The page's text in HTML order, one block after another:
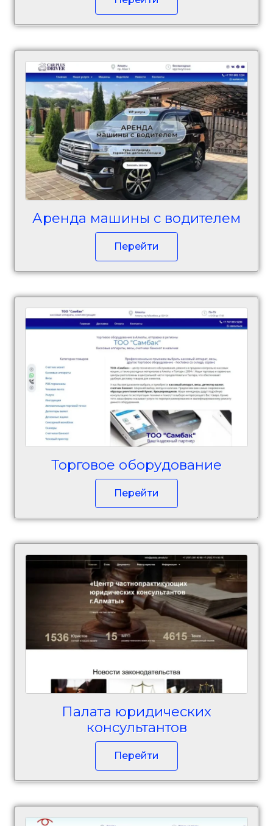
Аренда машины с водителем
Перейти
Торговое оборудование
Перейти
Палата юридических
консультантов
Перейти